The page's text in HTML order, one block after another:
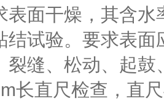
面干燥，其含水
结试验。要求表
裂缝、松动、起
长直尺检查，直